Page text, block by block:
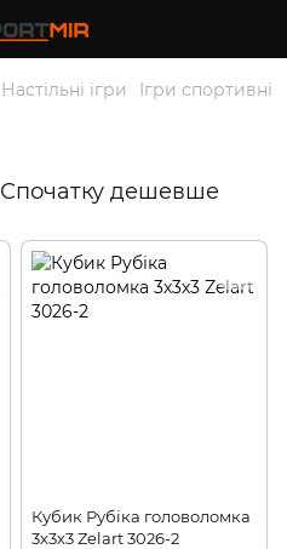
Настільні ігри Ігри спортивні
Спочатку дешевше
Кубик Рубіка головоломка
3х3х3 Zelart 3026-2